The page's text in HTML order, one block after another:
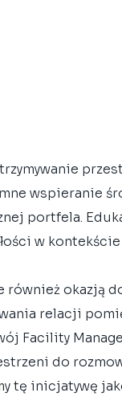
wspieranie
portfela.
w
również okazją
relacji
Facility
do
tę inicjatywę